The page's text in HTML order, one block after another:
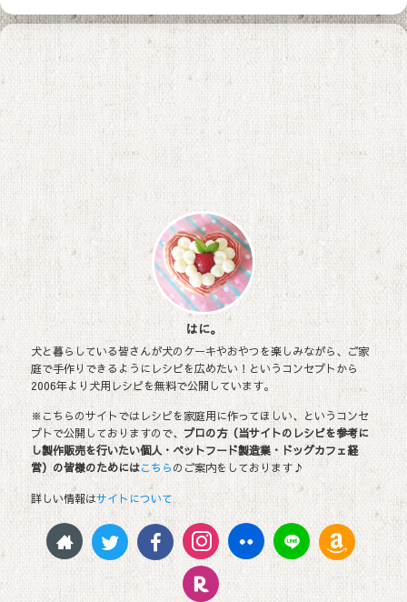
はに。
犬と暮らしている皆さんが犬のケーキやおやつを楽しみながら、ご家
庭で手作りできるようにレシピを広めたい！というコンセプトから
2006年より犬用レシピを無料で公開しています。
※こちらのサイトではレシピを家庭用に作ってほしい、というコンセ
プトで公開しておりますので、 プロの方（当サイトのレシピを参考に
し製作販売を行いたい個人・ペットフード製造業・ドッグカフェ経
営）の皆様のためにはこちらのご案内をしております♪
詳しい情報はサイトについて